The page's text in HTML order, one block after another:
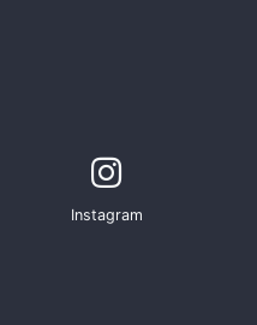
Instagram